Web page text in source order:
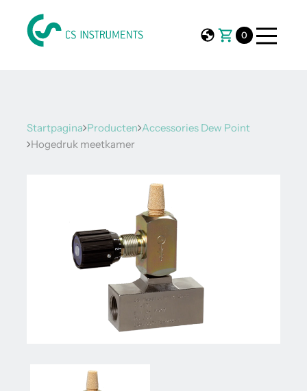
0
Startpagina Producten Accessories Dew Point
Hogedruk meetkamer